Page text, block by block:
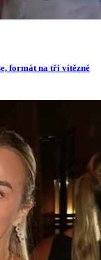
formát na tři vítězné